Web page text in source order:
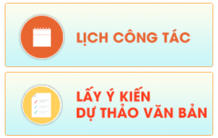
Ngày ban hành: (05/08/2026)
Số:Số: 1836/UBND-VP
Tên:
(V/v triển khai thực hiện Nghị định số 265/2026/NĐ-CP và
Nghị định số 266/2026/NĐ-CP của Chính phủ về tiết kiệm,
chống lãng phí.)
Ngày ban hành: (05/08/2026)
(KẾ HOẠCH Công tác phổ biến, giáo dục pháp luật 6
tháng cuối năm 2026 trên địa bàn xã Sì Lở Lầu)
Ngày ban hành: (05/08/2026) - Ngày hiệu lực: (04/08/2026)
Số:Số: 1721/KH-UBND